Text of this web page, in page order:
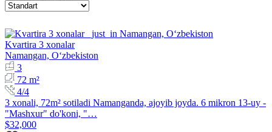
Kvartira 3 xonalar
Namangan, Oʻzbekiston
3
72 m²
4/4
3 xonali, 72m² sotiladi Namanganda, ajoyib joyda. 6 mikron 13-uy -
"Mashxur" do'koni, "…
$32,000